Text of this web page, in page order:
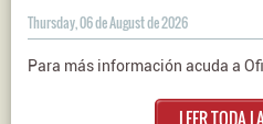
Thursday, 06 de August de 2026
Para más información acuda a
LEER TODA